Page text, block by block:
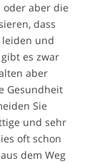
oder aber die
dass
leiden und
es zwar
aber
Gesundheit
Sie
und sehr
oft schon
dem Weg